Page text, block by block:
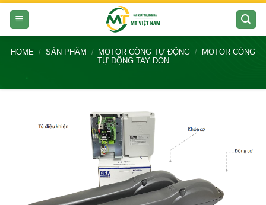
content
HOME / SẢN PHẨM / MOTOR CỔNG TỰ ĐỘNG /
MOTOR CỔNG
TỰ ĐỘNG TAY ĐÒN